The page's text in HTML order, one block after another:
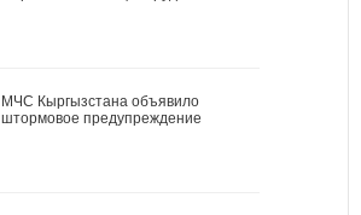
МЧС Кыргызстана объявило
штормовое предупреждение